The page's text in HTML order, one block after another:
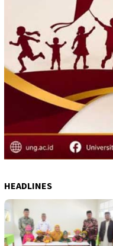
HEADLINES